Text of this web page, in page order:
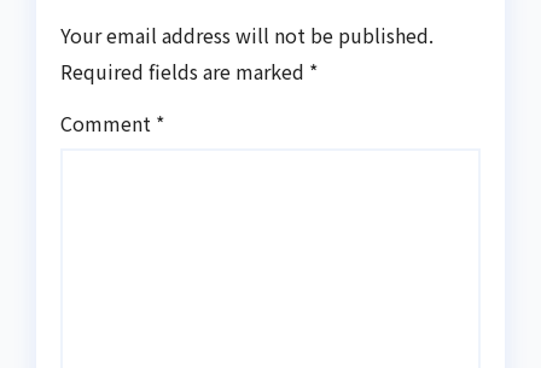
Your email address will not be published.
Required fields are marked *
Comment *